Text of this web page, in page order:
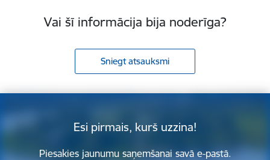
Vai šī informācija bija noderīga?
Sniegt atsauksmi
Esi pirmais, kurš uzzina!
Piesakies jaunumu saņemšanai savā e-pastā.